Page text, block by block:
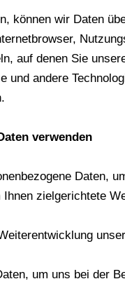
können wir Daten
auf denen Sie
und andere
verwenden
Daten,
zielgerichtete
um uns bei der